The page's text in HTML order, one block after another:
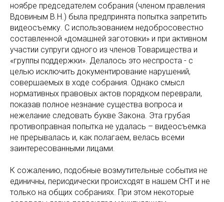
ноябре председателем собрания (членом правления
Вдовиным В.Н.) была предпринята попытка запретить
видеосъемку. С использованием недобросовестно
составленной «домашней заготовки» и при активном
участии супруги одного из членов Товарищества и
«группы поддержки». Делалось это неспроста - с
целью исключить документирование нарушений,
совершаемых в ходе собрания. Однако смысл
нормативных правовых актов порядком переврали,
показав полное незнание существа вопроса и
нежелание следовать букве Закона. Эта грубая
противоправная попытка не удалась – видеосъемка
не прерывалась и, как полагаем, велась всеми
заинтересованными лицами.
К сожалению, подобные возмутительные события не
единичны, периодически происходят в нашем СНТ и не
только на общих собраниях. При этом некоторые